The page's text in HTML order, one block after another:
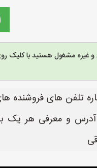
و غیره مشغول هستید با کلیک
تلفن های فروشنده
آدرس و معرفی هر یک